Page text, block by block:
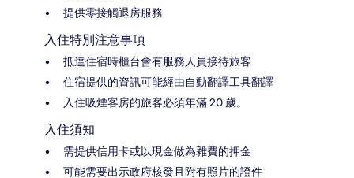
提供零接觸退房服務
入住特別注意事項
抵達住宿時櫃台會有服務人員接待旅客
住宿提供的資訊可能經由自動翻譯工具翻譯
入住吸煙客房的旅客必須年滿 20 歲。
入住須知
需提供信用卡或以現金做為雜費的押金
可能需要出示政府核發且附有照片的證件